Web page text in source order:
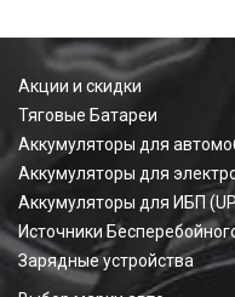
Акции и скидки
Тяговые Батареи
Аккумуляторы для
Аккумуляторы для
Аккумуляторы для ИБП
Источники
Зарядные устройства